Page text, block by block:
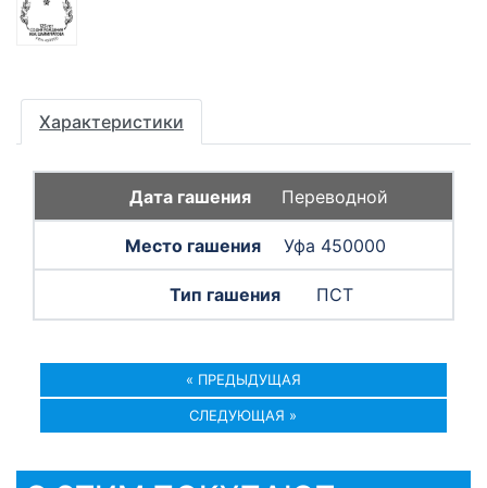
Характеристики
Переводной
Уфа 450000
ПСТ
« ПРЕДЫДУЩАЯ
СЛЕДУЮЩАЯ »